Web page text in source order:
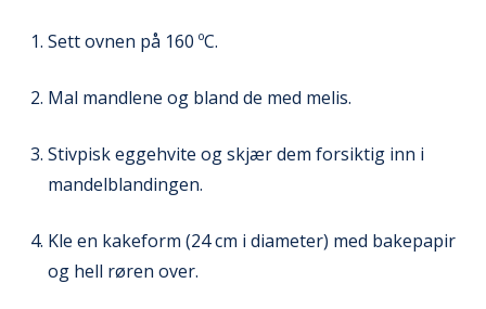
Sett ovnen på 160 ºC.
Mal mandlene og bland de med melis.
Stivpisk eggehvite og skjær dem forsiktig inn i
mandelblandingen.
Kle en kakeform (24 cm i diameter) med bakepapir
og hell røren over.